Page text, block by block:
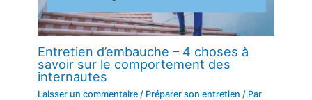
Entretien d’embauche – 4 choses à
savoir sur le comportement des
internautes
Laisser un commentaire / Préparer son entretien / Par